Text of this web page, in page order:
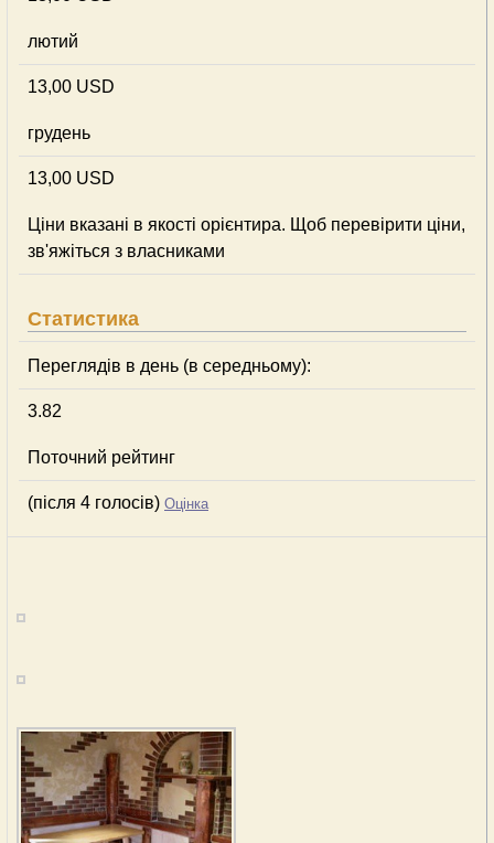
лютий
13,00 USD
грудень
13,00 USD
Ціни вказані в якості орієнтира. Щоб перевірити ціни,
зв'яжіться з власниками
Статистика
Переглядів в день (в середньому):
3.82
Поточний рейтинг
(після 4 голосів) Оцінка